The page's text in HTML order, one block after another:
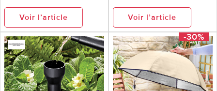
Voir l’article Voir l’article
-30%